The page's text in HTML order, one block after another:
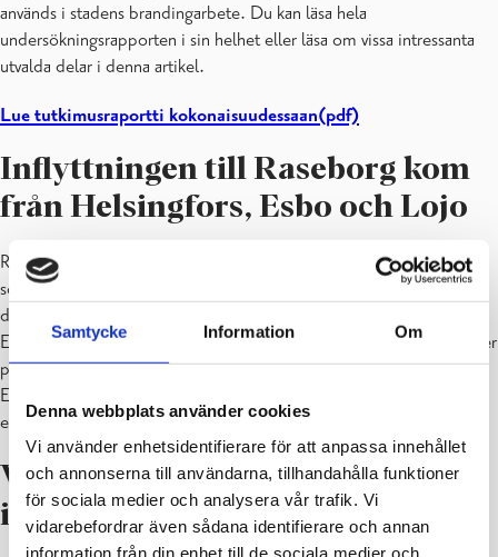
Samtycke Information Om
Denna webbplats använder cookies
Vi använder enhetsidentifierare för att anpassa innehållet
och annonserna till användarna, tillhandahålla funktioner
för sociala medier och analysera vår trafik. Vi
vidarebefordrar även sådana identifierare och annan
information från din enhet till de sociala medier och
används i stadens brandingarbete. Du kan läsa hela
undersökningsrapporten i sin helhet eller läsa om vissa intressanta
utvalda delar i denna artikel.
Lue tutkimusraportti kokonaisuudessaan(pdf)
Inflyttningen till Raseborg kom
från Helsingfors, Esbo och Lojo
Raseborgs inflyttarundersökning (2017) baserar sig på 300. Av de
som svarade var hälften kvinnor och hälften män. Åldersmässigt var
de mellan 25-45 år och största delen var bosatta i Raseborgs Karis,
Ekenäs och Tenala. Av de som svarade var största delen i arbete eller
pensionerade. Största delen av inflyttarna kom från Helsingfors,
Esbo och Lojo. Ungefär hälften av de som svarade hade en arbets-
eller studieplas i Raseborg.
Vilka sinnesbilder hade
inflyttarna om Raseborg?